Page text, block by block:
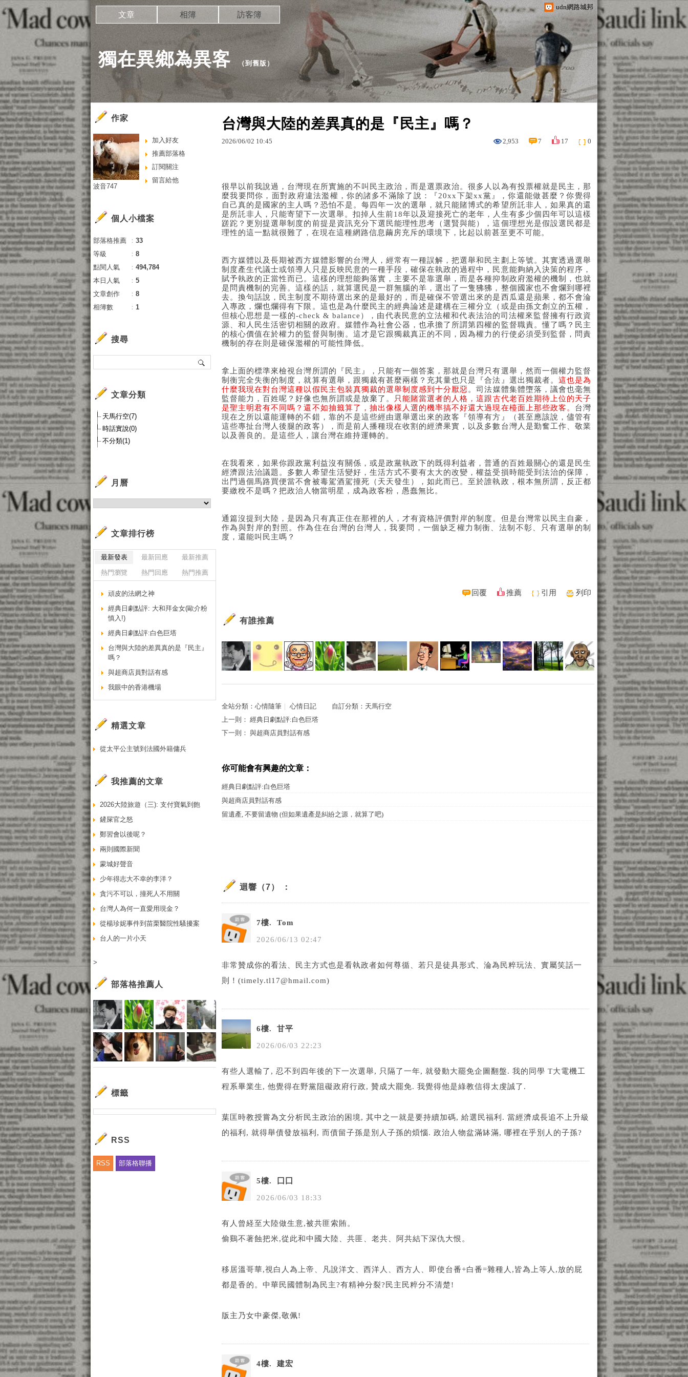
udn網路城邦
獨在異鄉為異客 （到舊版 ）
文章 相簿 訪客簿
台灣與大陸的差異真的是『民主』嗎？
2026/06/02 10:45 2,953 7 17 0
很早以前我說過，台灣現在所實施的不叫民主政治，而是選票政治。很多人以為有投票權就是民主，那
麼我要問你，面對政府違法濫權，你的諸多不滿除了說：『20xx下架xx黨』，你還能做甚麼？你覺得
自己真的是國家的主人嗎？恐怕不是。每四年一次的選舉，就只能賭博式的希望所託非人，如果真的還
是所託非人，只能寄望下一次選舉。扣掉人生前18年以及迎接死亡的老年，人生有多少個四年可以這樣
蹉跎？更別提選舉制度的前提是資訊充分下選民能理性思考（選賢與能），這個理想光是假設選民都是
理性的這一點就很難了，在現在這種網路信息繭房充斥的環境下，比起以前甚至更不可能。
西方媒體以及長期被西方媒體影響的台灣人，經常有一種誤解，把選舉和民主劃上等號。其實透過選舉
制度產生代議士或領導人只是反映民意的一種手段，確保在執政的過程中，民意能夠納入決策的程序，
賦予執政的正當性而已。這樣的理想能夠落實，主要不是靠選舉，而是各種抑制政府濫權的機制，也就
是問責機制的完善。這樣的話，就算選民是一群無腦的羊，選出了一隻狒狒，整個國家也不會爛到哪裡
去。換句話說，民主制度不期待選出來的是最好的，而是確保不管選出來的是西瓜還是蘋果，都不會淪
入專政，爛也爛得有下限。這也是為什麼民主的經典論述是建構在三權分立（或是由孫文創立的五權，
但核心思想是一樣的-check & balance ），由代表民意的立法權和代表法治的司法權來監督擁有行政資
源、和人民生活密切相關的政府。媒體作為社會公器，也承擔了所謂第四權的監督職責。懂了嗎？民主
的核心價值在於權力的監督與制衡。這才是它跟獨裁真正的不同，因為權力的行使必須受到監督，問責
機制的存在則是確保濫權的可能性降低。
拿上面的標準來檢視台灣所謂的『民主』，只能有一個答案，那就是台灣只有選舉，然而一個權力監督
制衡完全失衡的制度，就算有選舉，跟獨裁有甚麼兩樣？充其量也只是『合法』選出獨裁者。 這也是為
什麼我現在對台灣這種以假民主包裝真獨裁的選舉制度感到十分厭惡。司法媒體集體墮落，議會也毫無
監督能力，百姓呢？好像也無所謂或是放棄了。
只能賭當選者的人格，這跟古代老百姓期待上位的天子
是聖主明君有不同嗎？還不如抽籤算了，抽出像樣人選的機率搞不好還大過現在檯面上那些政客。 台灣
現在之所以還能運轉的不錯，靠的不是這些經由選舉選出來的政客『領導有方』（甚至應該說，儘管有
這些專扯台灣人後腿的政客），而是前人播種現在收割的經濟果實，以及多數台灣人是勤奮工作、敬業
以及善良的。是這些人，讓台灣在維持運轉的。
在我看來，如果你跟政黨利益沒有關係，或是政黨執政下的既得利益者，普通的百姓最關心的還是民生
經濟跟法治議題。多數人希望生活變好，生活方式不要有太大的改變，權益受損時能受到法治的保障，
出門過個馬路買便當不會被毒駕酒駕撞死（天天發生），如此而已。至於誰執政，根本無所謂，反正都
要繳稅不是嗎？把政治人物當明星，成為政客粉，愚蠢無比。
通篇沒提到大陸，是因為只有真正住在那裡的人，才有資格評價對岸的制度。但是台灣常以民主自豪，
作為與對岸的對照。作為住在台灣的台灣人，我要問，一個缺乏權力制衡、法制不彰、只有選舉的制
度，還能叫民主嗎？
回覆 推薦 引用 列印
有誰推薦
全站分類： 心情隨筆 心情日記 自訂分類： 天馬行空
上一則： 經典日劇點評:白色巨塔
下一則： 與超商店員對話有感
你可能會有興趣的文章：
經典日劇點評:白色巨塔
與超商店員對話有感
留遺產, 不要留遺物 (但如果遺產是糾紛之源，就算了吧)
迴響（7） ：
7樓. Tom
2026/06/13 02:47
非常贊成你的看法、民主方式也是看執政者如何尊循、若只是徒具形式、淪為民粹玩法、實屬笑話一
則！(timely.tl17@hmail.com)
6樓. 甘平
2026/06/03 22:23
有些人選輸了, 忍不到四年後的下一次選舉, 只隔了一年, 就發動大罷免企圖翻盤. 我的同學 T大電機工
程系畢業生, 他覺得在野黨阻礙政府行政, 贊成大罷免. 我覺得他是綠教信得太虔誠了.
葉匡時教授嘗為文分析民主政治的困境, 其中之一就是要持續加碼, 給選民福利. 當經濟成長追不上升級
的福利, 就得舉債發放福利, 而債留子孫是別人子孫的煩惱. 政治人物盆滿缽滿, 哪裡在乎別人的子孫?
5樓. 囗囗
2026/06/03 18:33
有人曾経至大陸做生意,被共匪索賄。
偷鷄不著蝕把米,從此和中國大陸、共匪、老共、阿共結下深仇大恨。
移居溫哥華,視白人為上帝、凡說洋文、西洋人、西方人、即使台番+白番=雜種人,皆為上等人,放的屁
都是香的。中華民國體制為民主?有精神分裂?民主民粹分不清楚!
版主乃女中豪傑,敬佩!
4樓. 建宏
作家
加入好友
推薦部落格
訂閱關注
留言給他
波音747
個人小檔案
部落格推薦 ： 33
等級
： 8
點閱人氣
： 494,784
本日人氣
： 5
文章創作
： 8
相簿數
： 1
搜尋
文章分類
天馬行空(7)
時話實說(0)
不分類(1)
月曆
文章排行榜
最新發表 最新回應
最新推薦
熱門瀏覽
熱門回應 熱門推薦
頑皮的法網之神
經典日劇點評: 大和拜金女(歐介粉
慎入!)
經典日劇點評:白色巨塔
台灣與大陸的差異真的是『民主』
嗎？
與超商店員對話有感
我眼中的香港機場
精選文章
從太平公主號到法國外籍傭兵
我推薦的文章
2026大陸旅遊（三): 支付寶氣到飽
鏟屎官之怒
鄭習會以後呢？
兩則國際新聞
蒙城好聲音
少年得志大不幸的李洋？
貪污不可以，撞死人不用關
台灣人為何一直愛用現金？
從楊珍妮事件到苗栗醫院性騷擾案
台人的一片小天
>
部落格推薦人
標籤
RSS
RSS 部落格聯播